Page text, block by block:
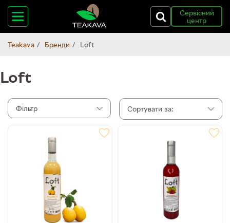
Сервісний
центр
Teakava Бренди Loft
Loft
Фільтр Сортувати за: